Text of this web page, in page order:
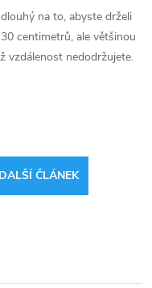
na to, abyste drželi
centimetrů, ale většinou
vzdálenost nedodržujete.
DALŠÍ ČLÁNEK